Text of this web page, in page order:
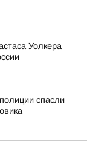
Уолкера
спасли